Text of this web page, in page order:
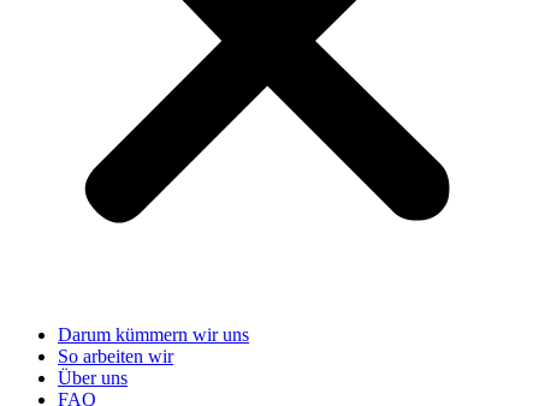
Darum kümmern wir uns
So arbeiten wir
Über uns
FAQ